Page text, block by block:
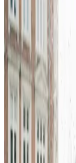
Et godt tilbud på
Du får fast pris på
— gratis at